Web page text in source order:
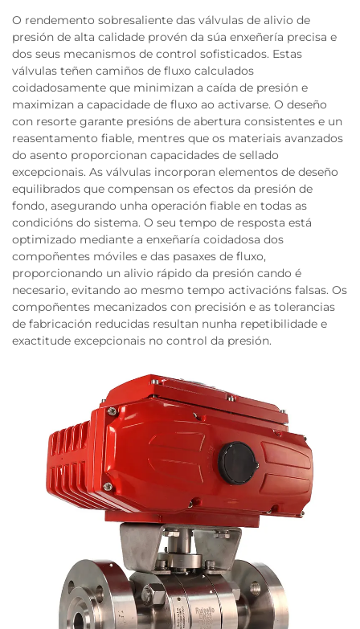
O rendemento sobresaliente das válvulas de alivio de
presión de alta calidade provén da súa enxeñería precisa e
dos seus mecanismos de control sofisticados. Estas
válvulas teñen camiños de fluxo calculados
coidadosamente que minimizan a caída de presión e
maximizan a capacidade de fluxo ao activarse. O deseño
con resorte garante presións de abertura consistentes e un
reasentamento fiable, mentres que os materiais avanzados
do asento proporcionan capacidades de sellado
excepcionais. As válvulas incorporan elementos de deseño
equilibrados que compensan os efectos da presión de
fondo, asegurando unha operación fiable en todas as
condicións do sistema. O seu tempo de resposta está
optimizado mediante a enxeñaría coidadosa dos
compoñentes móviles e das pasaxes de fluxo,
proporcionando un alivio rápido da presión cando é
necesario, evitando ao mesmo tempo activacións falsas. Os
compoñentes mecanizados con precisión e as tolerancias
de fabricación reducidas resultan nunha repetibilidade e
exactitude excepcionais no control da presión.